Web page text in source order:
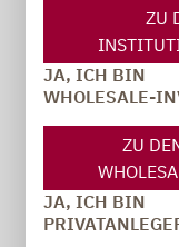
ZU
JA, ICH BIN
WHOLESALE-
ZU
JA, ICH BIN
Small & Mid